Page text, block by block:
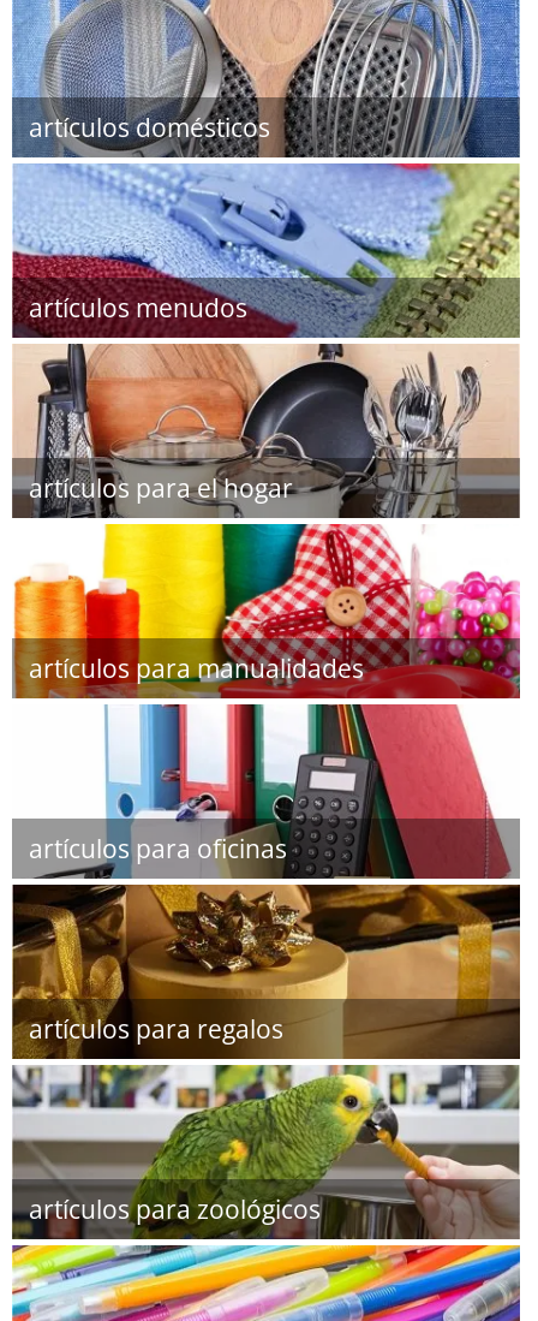
artículos domésticos
artículos menudos
artículos para el hogar
artículos para manualidades
artículos para oficinas
artículos para regalos
artículos para zoológicos